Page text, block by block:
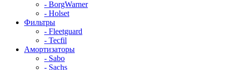
- BorgWarner
- Holset
Фильтры
- Fleetguard
- Tecfil
Амортизаторы
- Sabo
- Sachs